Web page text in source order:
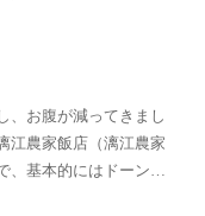
、お腹が減ってきまし
江農家飯店（漓江農家
、基本的にはドーンと